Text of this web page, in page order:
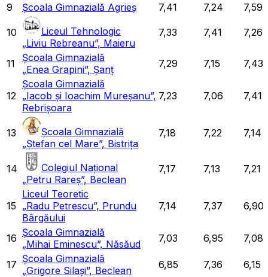
9
Școala Gimnazială Agrieș 7,41 7,24 7,59
10
Liceul Tehnologic
„Liviu Rebreanu”, Maieru
7,33 7,41 7,26
11
Școala Gimnazială
„Enea Grapini”, Șanț
7,29 7,15 7,43
12
Școala Gimnazială
„Iacob și Ioachim Mureșanu”,
Rebrișoara
7,23 7,06 7,41
13
Școala Gimnazială
„Ștefan cel Mare”, Bistrița
7,18 7,22 7,14
14
Colegiul Național
„Petru Rareș”, Beclean
7,17 7,13 7,21
15
Liceul Teoretic
„Radu Petrescu”, Prundu
Bârgăului
7,14 7,37 6,90
16 Școala Gimnazială
„Mihai Eminescu”, Năsăud
7,03 6,95 7,08
17 Școala Gimnazială
„Grigore Silași”, Beclean
6,85 7,36 6,15